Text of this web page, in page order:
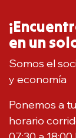
en un
Somos el
y economía
Ponemos a
horario